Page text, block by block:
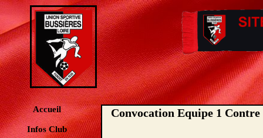
Accueil
Infos Club
Convocation Equipe 1